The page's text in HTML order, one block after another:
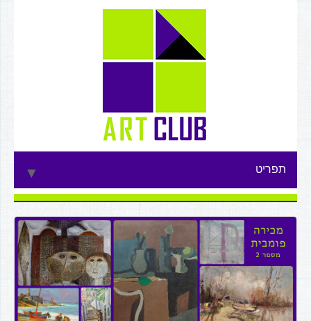
תפריט ▼
▼
▼
▼
▼